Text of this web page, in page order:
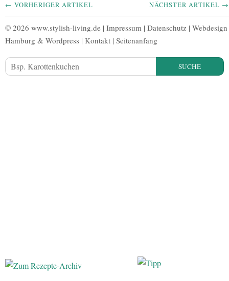
← VORHERIGER ARTIKEL NÄCHSTER ARTIKEL →
© 2026 www.stylish-living.de | Impressum | Datenschutz | Webdesign
Hamburg & Wordpress | Kontakt | Seitenanfang
SUCHE